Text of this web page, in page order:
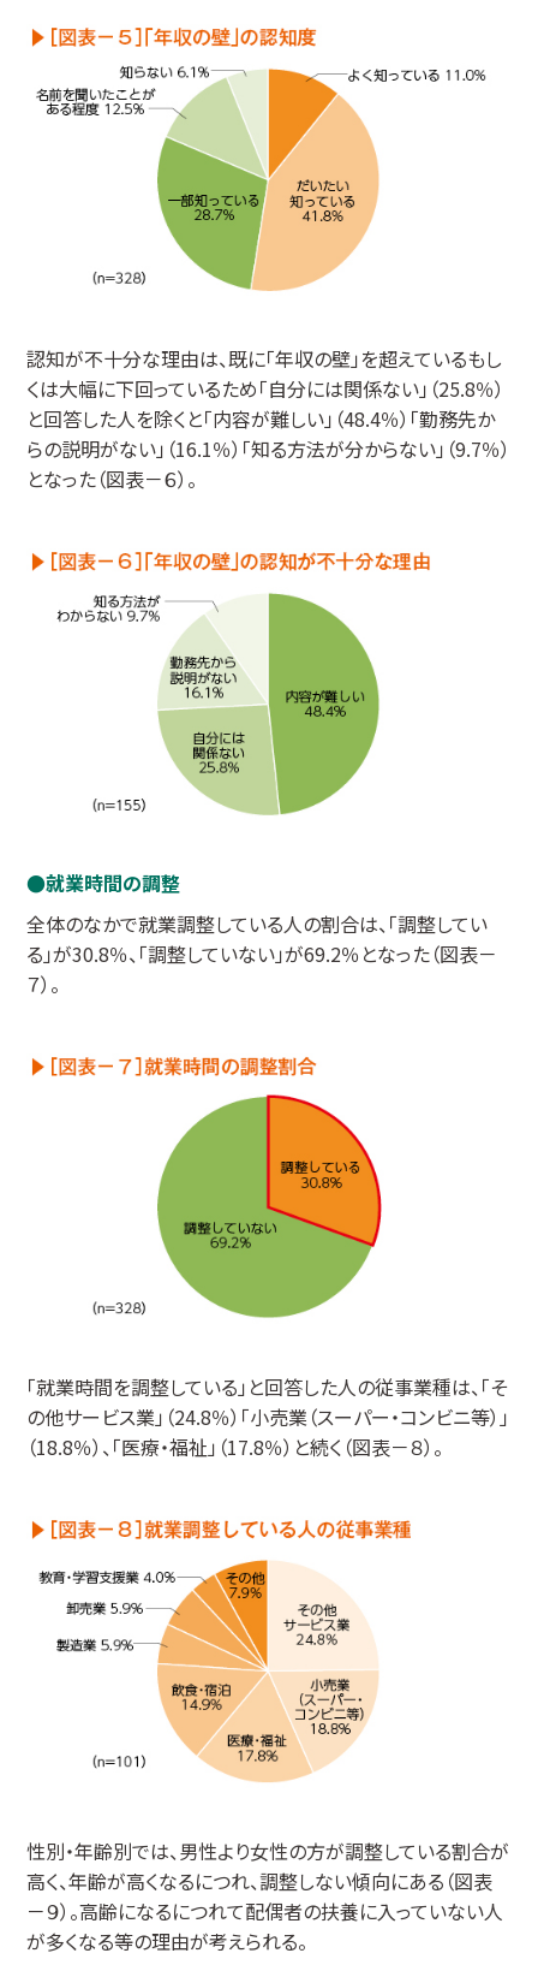
認知が不十分な理由は、既に「年収の壁」を超えているもし
くは大幅に下回っているため「自分には関係ない」（25.8％）
と回答した人を除くと「内容が難しい」（48.4％）「勤務先か
らの説明がない」（16.1％）「知る方法が分からない」（9.7％）
となった（図表－６）。
就業時間の調整
全体のなかで就業調整している人の割合は、「調整してい
る」が30.8％、「調整していない」が69.2％となった（図表－
７）。
「就業時間を調整している」と回答した人の従事業種は、「そ
の他サービス業」（24.8％）「小売業（スーパー・コンビニ等）」
（18.8％）、「医療・福祉」（17.8％）と続く（図表－８）。
性別・年齢別では、男性より女性の方が調整している割合が
高く、年齢が高くなるにつれ、調整しない傾向にある（図表
－９）。高齢になるにつれて配偶者の扶養に入っていない人
が多くなる等の理由が考えられる。